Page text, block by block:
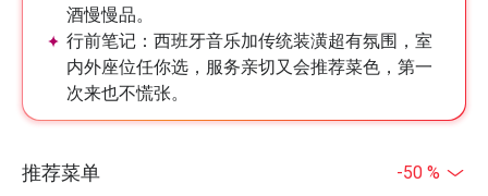
酒慢慢品。
行前笔记： 西班牙音乐加传统装潢超有氛围，室
内外座位任你选，服务亲切又会推荐菜色，第一
次来也不慌张。
推荐菜单 -50 %